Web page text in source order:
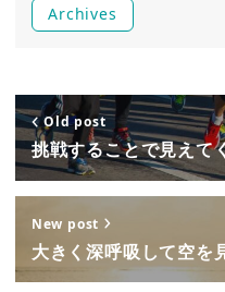
Archives
Old post
挑戦することで見えて
New post
大きく深呼吸して空を